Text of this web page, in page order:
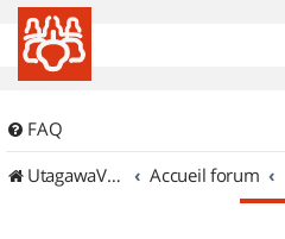
FAQ
UtagawaVTT (Randos VTT et VTTAE avec traces GPS)
Accueil forum